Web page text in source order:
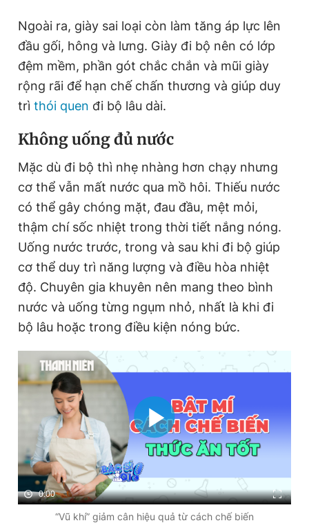
Ngoài ra, giày sai loại còn làm tăng áp lực lên
đầu gối, hông và lưng. Giày đi bộ nên có lớp
đệm mềm, phần gót chắc chắn và mũi giày
rộng rãi để hạn chế chấn thương và giúp duy
trì thói quen đi bộ lâu dài.
Không uống đủ nước
Mặc dù đi bộ thì nhẹ nhàng hơn chạy nhưng
cơ thể vẫn mất nước qua mồ hôi. Thiếu nước
có thể gây chóng mặt, đau đầu, mệt mỏi,
thậm chí sốc nhiệt trong thời tiết nắng nóng.
Uống nước trước, trong và sau khi đi bộ giúp
cơ thể duy trì năng lượng và điều hòa nhiệt
độ. Chuyên gia khuyên nên mang theo bình
nước và uống từng ngụm nhỏ, nhất là khi đi
bộ lâu hoặc trong điều kiện nóng bức.
0:00
“Vũ khí” giảm cân hiệu quả từ cách chế biến